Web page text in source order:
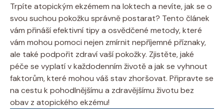
Trpíte atopickým ekzémem‌ na loktech a nevíte, jak ‌se‌ o
svou suchou pokožku správně postarat? Tento článek
‌vám přináší efektivní‌ tipy a osvědčené​ metody, které
vám​ mohou ⁢pomoci nejen zmírnit nepříjemné příznaky,
⁤ale také podpořit zdraví vaší pokožky. Zjistěte,‍ jaké
péče se vyplatí v každodenním životě a jak se​ vyhnout⁢
faktorům, které ⁣mohou ⁢váš stav zhoršovat. Připravte se
na‌ cestu⁤ k pohodlnějšímu‍ a zdravějšímu‌ životu ​bez
obav z atopického ekzému!